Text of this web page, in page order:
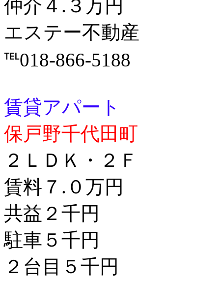
仲介４.３万円
エステー不動産
℡018-866-5188
賃貸アパート
保戸野千代田町
２ＬＤＫ・２Ｆ
賃料７.０万円
共益２千円
駐車５千円
２台目５千円